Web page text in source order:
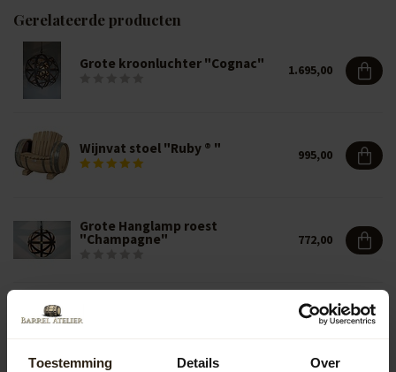
Toestemming Details Over
Gerelateerde producten
Grote kroonluchter "Cognac" 1.695,00
Wijnvat stoel "Ruby ® " 995,00
Grote Hanglamp roest
"Champagne" 772,00
Houten regenton Smart 228L
199,00